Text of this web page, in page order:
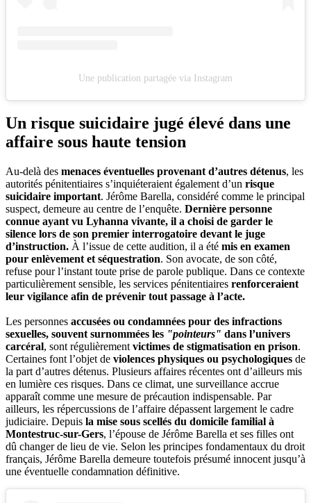
Une publication partagée via Instagram
Un risque suicidaire jugé élevé dans une
affaire sous haute tension
Au-delà des menaces éventuelles provenant d’autres détenus, les
autorités pénitentiaires s’inquiéteraient également d’un risque
suicidaire important. Jérôme Barella, considéré comme le principal
suspect, demeure au centre de l’enquête. Dernière personne
connue ayant vu Lyhanna vivante, il a choisi de garder le
silence lors de son premier interrogatoire devant le juge
d’instruction. À l’issue de cette audition, il a été mis en examen
pour enlèvement et séquestration. Son avocate, de son côté,
refuse pour l’instant toute prise de parole publique. Dans ce contexte
particulièrement sensible, les services pénitentiaires renforceraient
leur vigilance afin de prévenir tout passage à l’acte.
Les personnes accusées ou condamnées pour des infractions
sexuelles, souvent surnommées les "pointeurs" dans l’univers
carcéral, sont régulièrement victimes de stigmatisation en prison.
Certaines font l’objet de violences physiques ou psychologiques de
la part d’autres détenus. Plusieurs affaires récentes ont d’ailleurs mis
en lumière ces risques. Dans ce climat, une surveillance accrue
apparaît comme une mesure de précaution indispensable. Par
ailleurs, les répercussions de l’affaire dépassent largement le cadre
judiciaire. Depuis la mise sous scellés du domicile familial à
Montestruc-sur-Gers, l’épouse de Jérôme Barella et ses filles ont
dû changer de lieu de vie. Selon les principes fondamentaux du droit
français, Jérôme Barella demeure toutefois présumé innocent jusqu’à
une éventuelle condamnation définitive.